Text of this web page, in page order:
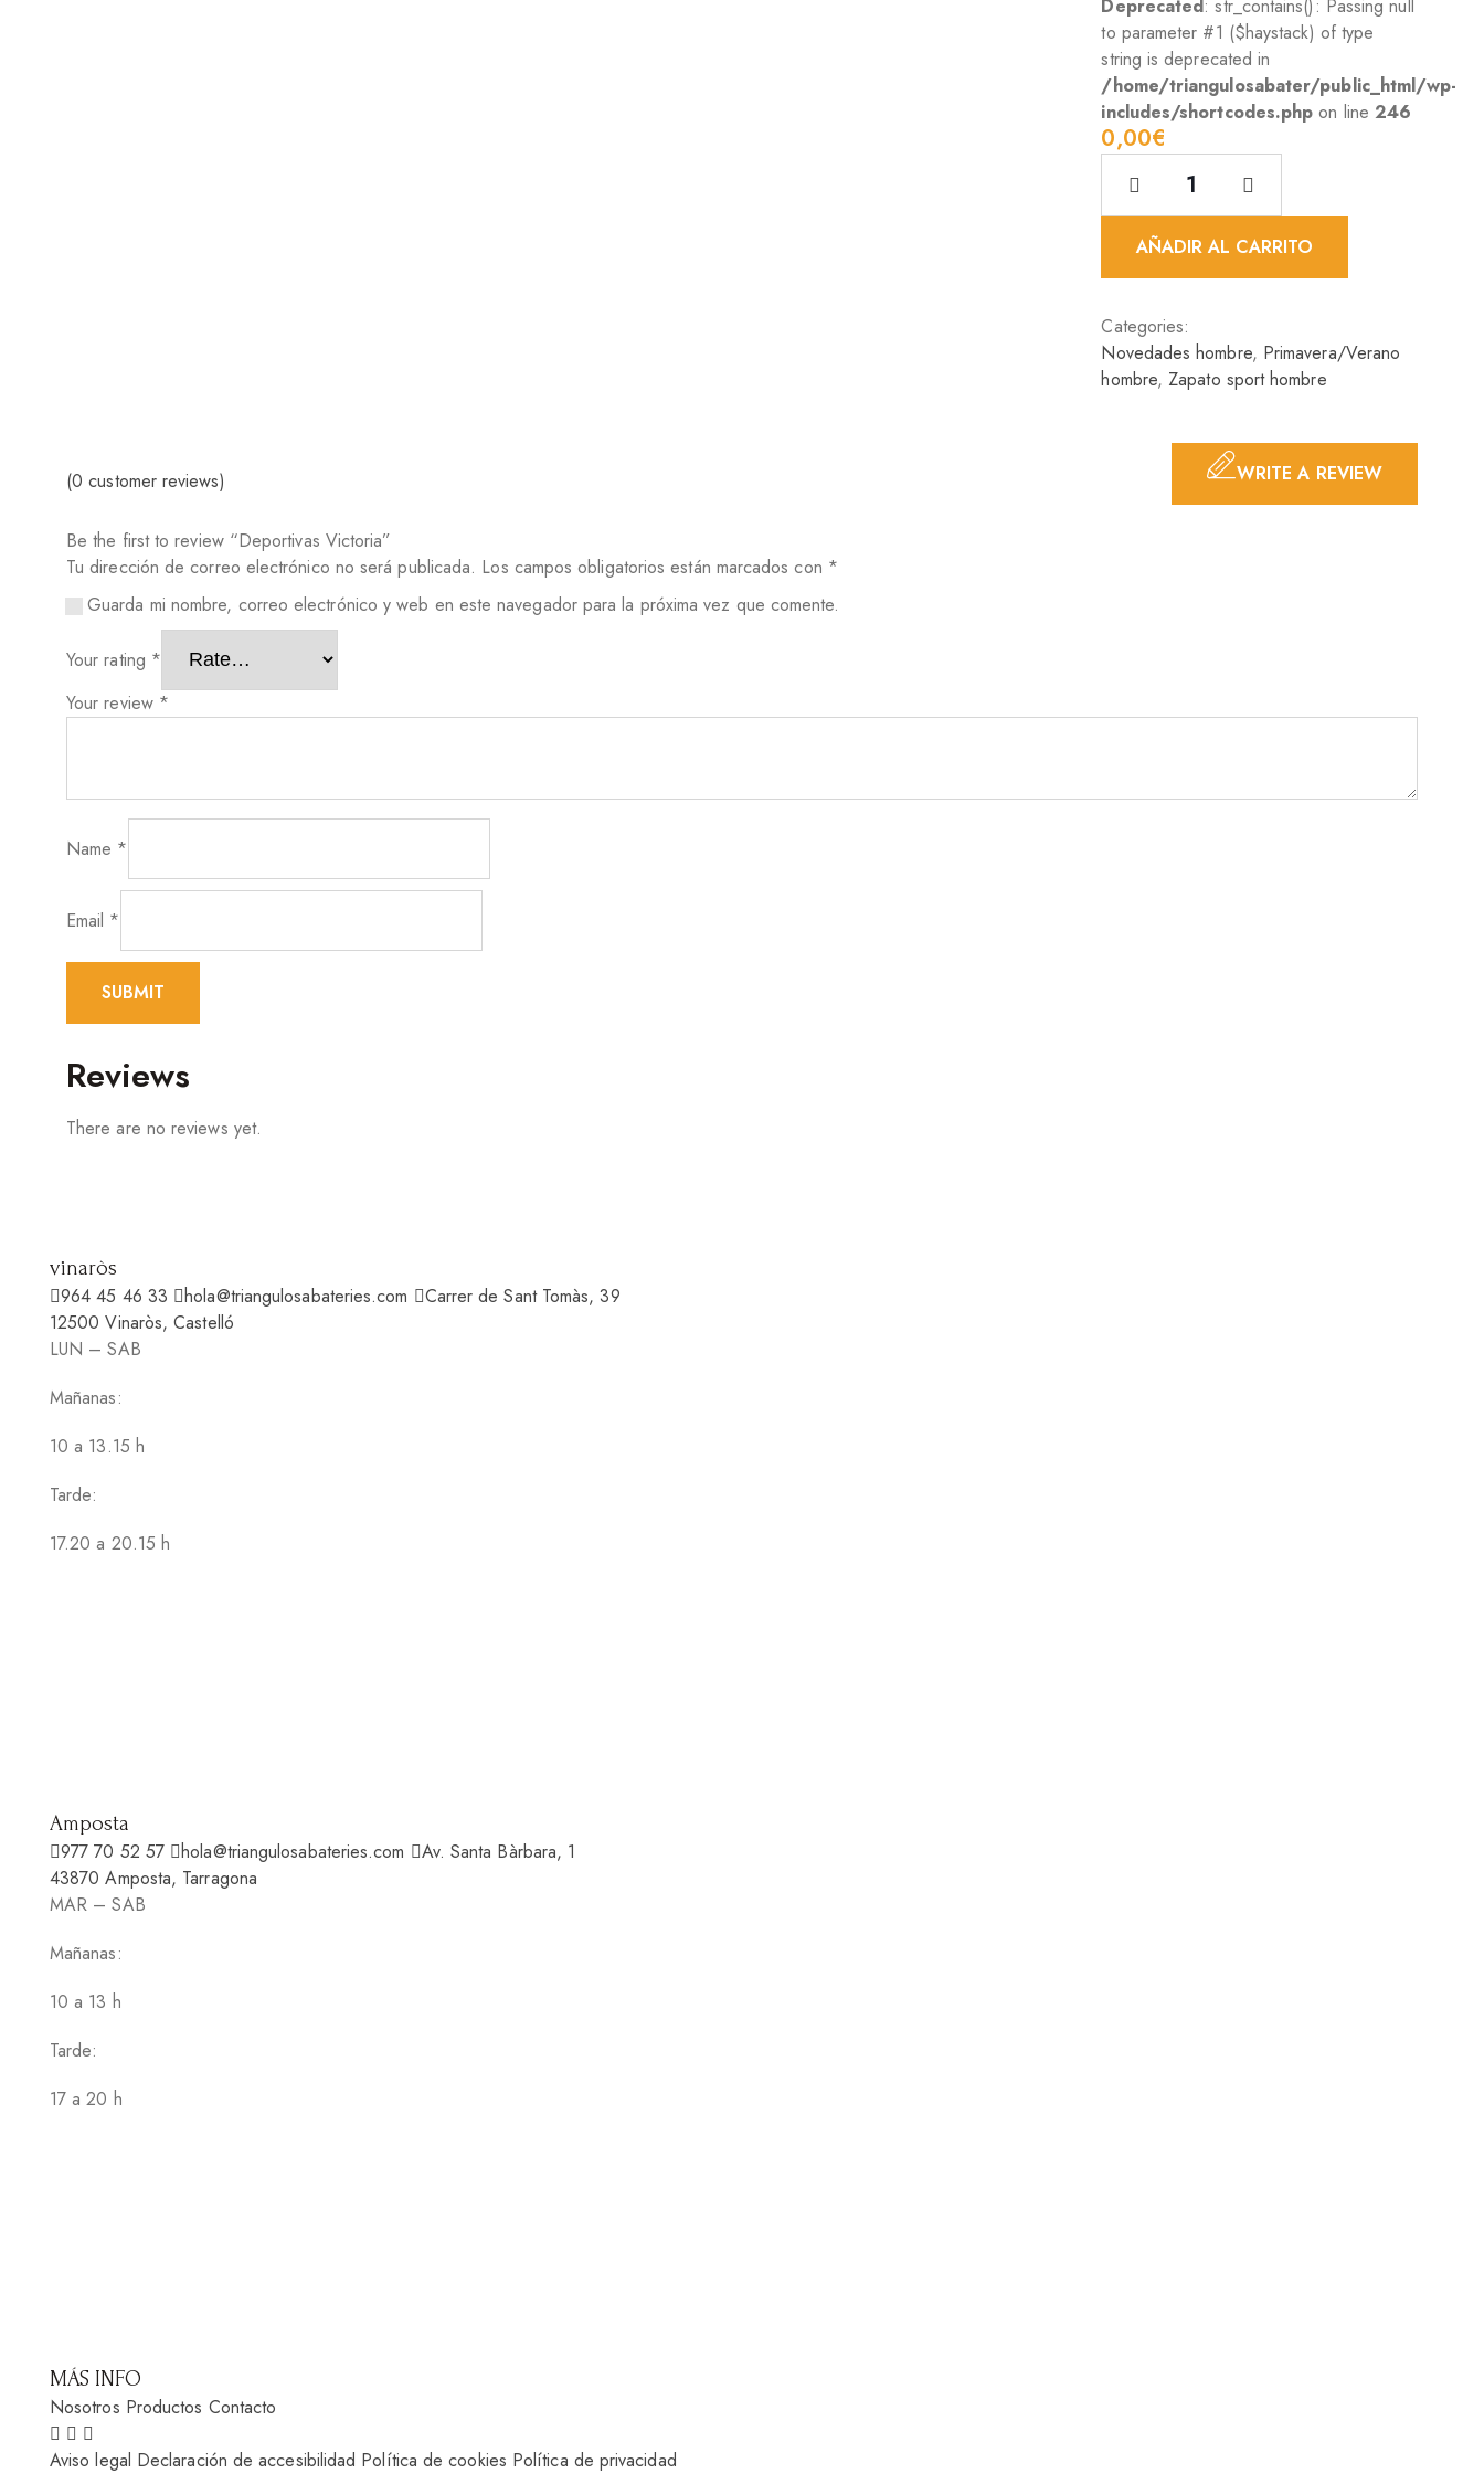
Deprecated: str_contains(): Passing null
to parameter #1 ($haystack) of type
string is deprecated in
/home/triangulosabater/public_html/wp-
includes/shortcodes.php on line 246
0,00
AÑADIR AL CARRITO
Categories:
Novedades hombre, Primavera/Verano
hombre, Zapato sport hombre
(0 customer reviews) WRITE A REVIEW
Be the first to review “Deportivas Victoria”
Tu dirección de correo electrónico no será publicada. Los campos obligatorios están marcados con *
Guarda mi nombre, correo electrónico y web en este navegador para la próxima vez que comente.
Your rating *
Your review *
Name *
Email *
Reviews
There are no reviews yet.
vinaròs
964 45 46 33 hola@triangulosabateries.com
Carrer de Sant Tomàs, 39
12500 Vinaròs, Castelló
LUN – SAB
Mañanas:
10 a 13.15 h
Tarde:
17.20 a 20.15 h
Amposta
977 70 52 57 hola@triangulosabateries.com
Av. Santa Bàrbara, 1
43870 Amposta, Tarragona
MAR – SAB
Mañanas:
10 a 13 h
Tarde:
17 a 20 h
MÁS INFO
Nosotros Productos Contacto
Aviso legal Declaración de accesibilidad Política de cookies Política de privacidad